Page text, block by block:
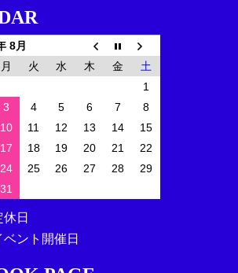
8月
月 火 水 木 金
土
1
3 4 5 6 7
8
10 11 12 13 14
15
17 18 19 20 21
22
24 25 26 27 28
29
31
休日
ベント開催日